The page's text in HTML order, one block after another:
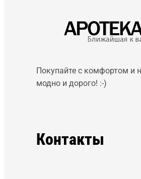
Покупайте с комфортом и
модно и дорого! :-)
Контакты